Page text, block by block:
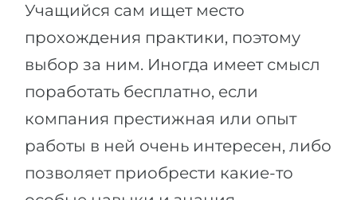
Учащийся сам ищет место
прохождения практики, поэтому
выбор за ним. Иногда имеет смысл
поработать бесплатно, если
компания престижная или опыт
работы в ней очень интересен, либо
позволяет приобрести какие-то